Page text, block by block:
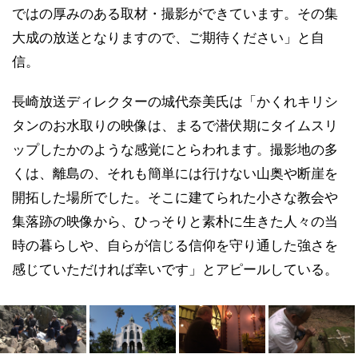
ではの厚みのある取材・撮影ができています。その集
大成の放送となりますので、ご期待ください」と自
信。
長崎放送ディレクターの城代奈美氏は「かくれキリシ
タンのお水取りの映像は、まるで潜伏期にタイムスリ
ップしたかのような感覚にとらわれます。撮影地の多
くは、離島の、それも簡単には行けない山奥や断崖を
開拓した場所でした。そこに建てられた小さな教会や
集落跡の映像から、ひっそりと素朴に生きた人々の当
時の暮らしや、自らが信じる信仰を守り通した強さを
感じていただければ幸いです」とアピールしている。